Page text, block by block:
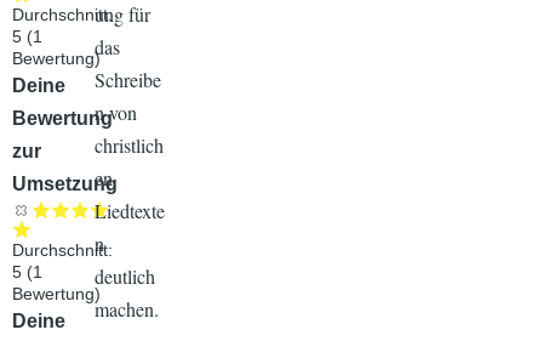
Durchschnitt:
5 (1
Bewertung)
Audiodatei
Deine
Bewertung
zur
Umsetzung
Durchschnitt:
5 (1
Bewertung)
Audiodatei
Deine
ung für
das
Schreibe
n von
christlich
en
Liedtexte
n
deutlich
machen.